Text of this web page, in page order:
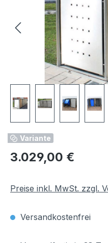
Variante
Regulärer Preis:
3.029,00 €
Preise inkl. MwSt. zzgl.
Versandkostenfrei